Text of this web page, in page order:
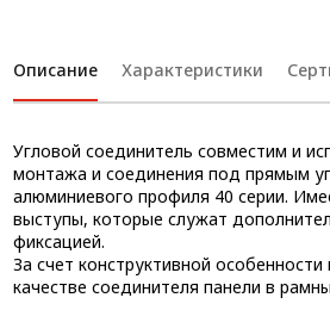
Описание Характеристики
Угловой соединитель совместим и
монтажа и соединения под прямым
алюминиевого профиля 40 серии.
выступы, которые служат
фиксацией.
За счет конструктивной
качестве соединителя панели в